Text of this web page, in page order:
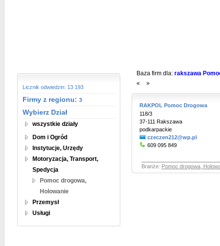
Licznik odwiedzin: 13 193
Firmy z regionu: 3
Wybierz Dział
wszystkie działy
Dom i Ogród
Instytucje, Urzędy
Motoryzacja, Transport,
Spedycja
Pomoc drogowa,
Holowanie
Przemysł
Usługi
Baza firm dla: rakszawa
«
»
RAKPOL Pomoc Drogowa
118/3
37-111 Rakszawa
podkarpackie
czeczen212@wp.pl
609 095 849
Branże: Pomoc drogowa,